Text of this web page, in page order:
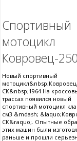
Спортивный
мотоцикл
Ковровец-
Новый спортивный
СК&nbsp;1964 На
трассах появился новый
спортивный мотоцикл
см3 &mdash;
СК&raquo;. Опытные
этих машин были
раньше и прошли